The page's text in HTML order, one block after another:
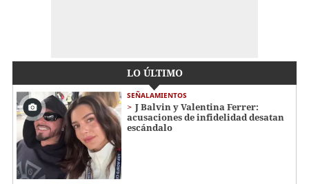
LO ÚLTIMO
SEÑALAMIENTOS
J Balvin y Valentina Ferrer:
acusaciones de infidelidad desatan
escándalo